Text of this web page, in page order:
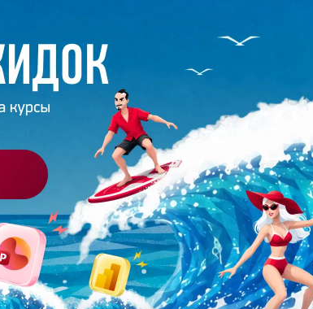
Корпоративное обучение Заказать
128 – Разработана студией Bonnie&Slide для
128 - РАЗРАБОТАНА